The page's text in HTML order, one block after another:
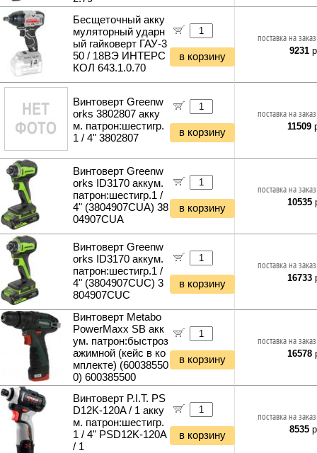
Бесщеточный акку
муляторный ударн
ый гайковерт ГАУ-3
50 / 18ВЭ ИНТЕРС
КОЛ 643.1.0.70
в корзину
поставка на
9231
Винтоверт Greenw
orks 3802807 акку
м. патрон:шестигр.
1 / 4" 3802807
в корзину
поставка на
11509
Винтоверт Greenw
orks ID3170 аккум.
патрон:шестигр.1 /
4" (3804907CUA) 38
04907CUA
в корзину
поставка на
10535
Винтоверт Greenw
orks ID3170 аккум.
патрон:шестигр.1 /
4" (3804907CUC) 3
804907CUC
в корзину
поставка на
16733
Винтоверт Metabo
PowerMaxx SB акк
ум. патрон:быстроз
ажимной (кейс в ко
мплекте) (60038550
0) 600385500
в корзину
поставка на
16578
Винтоверт P.I.T. PS
D12K-120A / 1 акку
м. патрон:шестигр.
1 / 4" PSD12K-120A
/ 1
в корзину
поставка на
8535